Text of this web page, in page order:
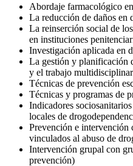
Abordaje farmacológico
La reducción de daños en
La reinserción social de
en instituciones
Investigación aplicada en
La gestión y planificación
y el trabajo multidisciplinar
Técnicas de prevención
Técnicas y programas de
Indicadores
locales de
Prevención e intervención
vinculados al abuso de
Intervención grupal con
prevención)